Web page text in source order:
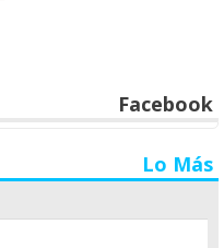
Facebook
Lo Más